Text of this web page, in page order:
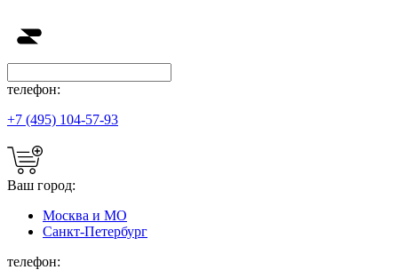
телефон:
+7 (495) 104-57-93
Ваш город:
Москва и МО
Санкт-Петербург
телефон: